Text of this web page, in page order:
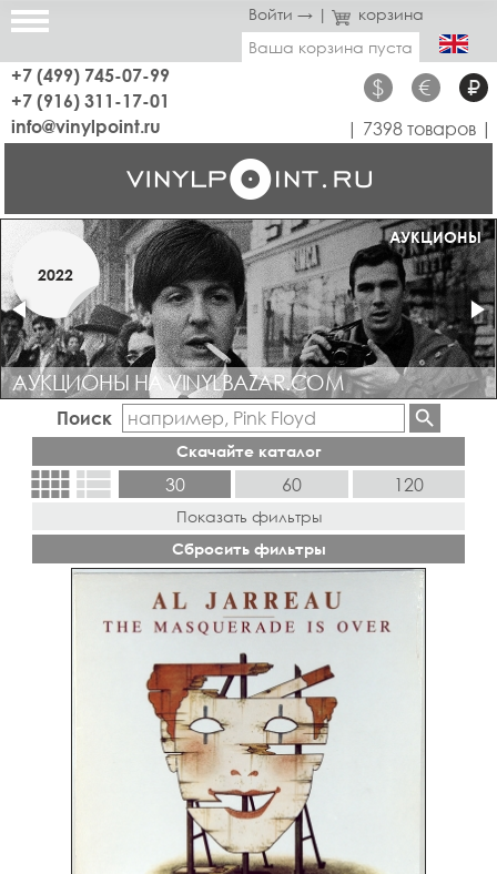
Войти → |
корзина
Ваша корзина пуста
+7 (499) 745-07-99
+7 (916) 311-17-01
$ € ₽
info@vinylpoint.ru | 7398 товаров |
МАГАЗИН ОТКРЫТ
МАРТ
2019
АУКЦИОНЫ
2022
АУКЦИОНЫ НА VINYLBAZAR.COM
Поиск
Скачайте каталог
view_comfyview_list 30 60 120
Показать фильтры
Сбросить фильтры